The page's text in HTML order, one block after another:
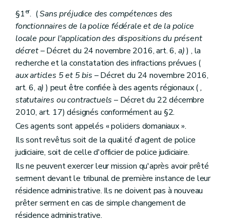
§1er. (Sans préjudice des compétences des
fonctionnaires de la police fédérale et de la police
locale pour l'application des dispositions du présent
décret– Décret du 24 novembre 2016, art. 6, a)) , la
recherche et la constatation des infractions prévues (
aux articles 5 et 5bis – Décret du 24 novembre 2016,
art. 6, a) ) peut être confiée à des agents régionaux (,
statutaires ou contractuels – Décret du 22 décembre
2010, art. 17) désignés conformément au §2.
Ces agents sont appelés « policiers domaniaux ».
Ils sont revêtus soit de la qualité d'agent de police
judiciaire, soit de celle d'officier de police judiciaire.
Ils ne peuvent exercer leur mission qu'après avoir prêté
serment devant le tribunal de première instance de leur
résidence administrative. Ils ne doivent pas à nouveau
prêter serment en cas de simple changement de
résidence administrative.